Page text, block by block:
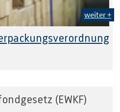
weiter +
(EWKF)